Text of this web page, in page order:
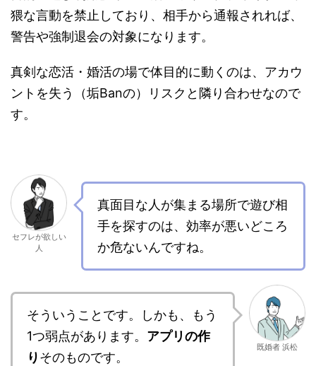
猥な言動を禁止しており、相手から通報されれば、
警告や強制退会の対象になります。
真剣な恋活・婚活の場で体目的に動くのは、アカウ
ントを失う（垢Banの）リスクと隣り合わせなので
す。
セフレが欲しい
人
真面目な人が集まる場所で遊び相
手を探すのは、効率が悪いどころ
か危ないんですね。
そういうことです。しかも、もう
1つ弱点があります。 アプリの作
りそのものです。
既婚者 浜松